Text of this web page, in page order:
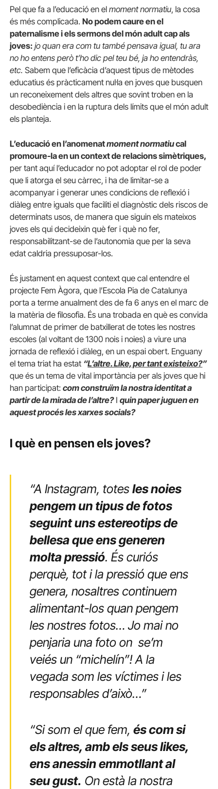
Pel que fa a l’educació en el moment normatiu, la cosa
és més complicada. No podem caure en el
paternalisme i els sermons del món adult cap als
joves: jo quan era com tu també pensava igual, tu ara
no ho entens però t’ho dic pel teu bé, ja ho entendràs,
etc. Sabem que l’eficàcia d’aquest tipus de mètodes
educatius és pràcticament nul·la en joves que busquen
un reconeixement dels altres que sovint troben en la
desobediència i en la ruptura dels límits que el món adult
els planteja.
L’educació en l’anomenatmoment normatiucal
promoure-la en un context de relacions simètriques,
per tant aquí l’educador no pot adoptar el rol de poder
que li atorga el seu càrrec, i ha de limitar-se a
acompanyar i generar unes condicions de reflexió i
diàleg entre iguals que faciliti el diagnòstic dels riscos de
determinats usos, de manera que siguin els mateixos
joves els qui decideixin què fer i què no fer,
responsabilitzant-se de l’autonomia que per la seva
edat caldria pressuposar-los.
És justament en aquest context que cal entendre el
projecte Fem Àgora, que l’Escola Pia de Catalunya
porta a terme anualment des de fa 6 anys en el marc de
la matèria de filosofia. És una trobada en què es convida
l’alumnat de primer de batxillerat de totes les nostres
escoles (al voltant de 1300 nois i noies) a viure una
jornada de reflexió i diàleg, en un espai obert. Enguany
el tema triat ha estat “L’altre. Like, per tant existeixo?”
que és un tema de vital importància per als joves que hi
han participat: com construïm la nostra identitat a
partir de la mirada de l’altre?I quin paper juguen en
aquest procés les xarxes socials?
I què en pensen els joves?
“A Instagram, totes les noies
pengem un tipus de fotos
seguint uns estereotips de
bellesa que ens generen
molta pressió. És curiós
perquè, tot i la pressió que ens
genera, nosaltres continuem
alimentant-los quan pengem
les nostres fotos… Jo mai no
penjaria una foto on se’m
veiés un “michelín”! A la
vegada som les víctimes i les
responsables d’això…”
“Si som el que fem, és com si
els altres, amb els seus likes,
ens anessin emmotllant al
seu gust. On està la nostra